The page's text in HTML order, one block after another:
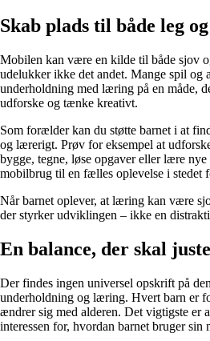
Skab plads til både leg
Mobilen kan være en kilde til både sjov
udelukker ikke det andet. Mange spil og
underholdning med læring på en måde,
udforske og tænke kreativt.
Som forælder kan du støtte barnet i at
og lærerigt. Prøv for eksempel at
bygge, tegne, løse opgaver eller lære
mobilbrug til en fælles oplevelse i stedet
Når barnet oplever, at læring kan være
der styrker udviklingen – ikke en
En balance, der skal
Der findes ingen universel opskrift på
underholdning og læring. Hvert barn er
ændrer sig med alderen. Det vigtigste er
interessen for, hvordan barnet bruger sin